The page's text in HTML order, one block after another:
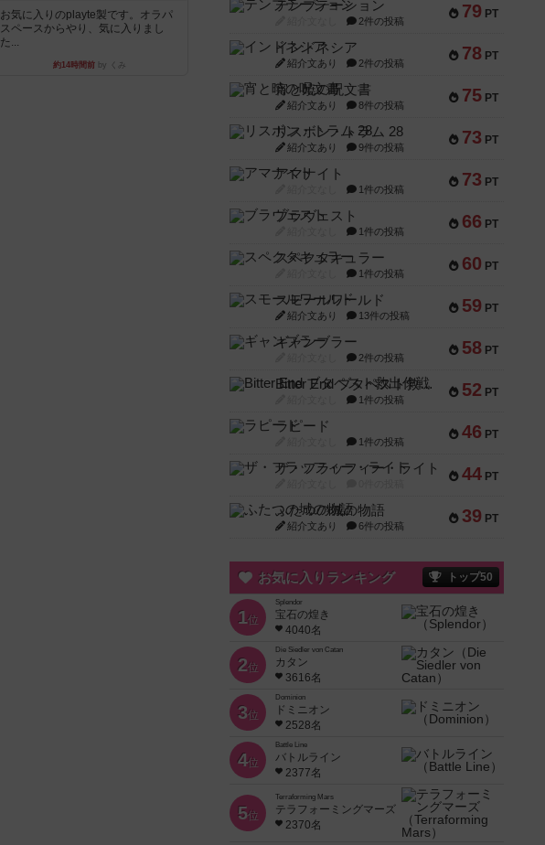
お気に入りのplayte製です。オラパ
スペースからやり、気に入りまし
た...
約14時間前 by くみ
79 PT
テンプテーション
2件の投稿
78 PT
インドネシア
紹介文あり 2件の投稿
75 PT
宵と暁の呪文書
紹介文あり 8件の投稿
73 PT
リスボン・トラム 28
紹介文あり 9件の投稿
73 PT
アマナイト
1件の投稿
66 PT
ブラヴェスト
1件の投稿
60 PT
スペクタキュラー
1件の投稿
59 PT
スモールワールド
紹介文あり 13件の投稿
58 PT
ギャンブラー
2件の投稿
52 PT
Bitter End ブタペスト救出作戦
1件の投稿
46 PT
ラピード
1件の投稿
44 PT
ザ・フラッフィー・ライト
39 PT
ふたつの城の物語
紹介文あり 6件の投稿
お気に入りランキング トップ50
1位
Splendor
宝石の煌き
4040名
2位
Die Siedler von Catan
カタン
3616名
3位
Dominion
ドミニオン
2528名
4位
Battle Line
バトルライン
2377名
5位
Terraforming Mars
テラフォーミングマーズ
2370名